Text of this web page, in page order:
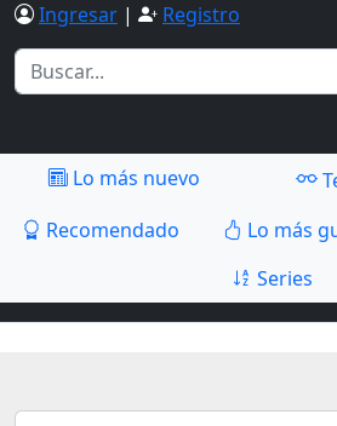
Ingresar | Registro
Lo más nuevo
Recomendado
Lo más
Series